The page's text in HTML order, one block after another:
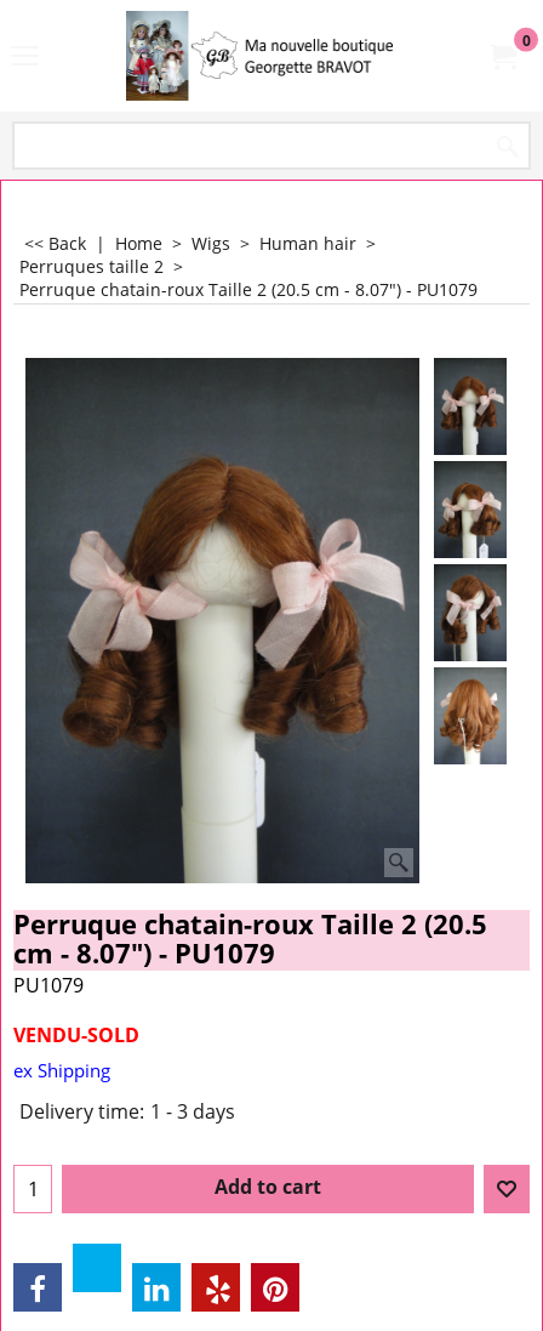
0
<< Back | Home > Wigs > Human hair >
Perruques taille 2 >
Perruque chatain-roux Taille 2 (20.5 cm - 8.07") - PU1079
Perruque chatain-roux Taille 2 (20.5
cm - 8.07") - PU1079
PU1079
VENDU-SOLD
ex Shipping
Delivery time: 1 - 3 days
Add to cart